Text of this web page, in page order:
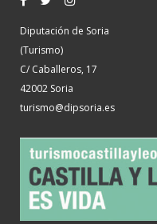
Diputación de Soria
(Turismo)
C/ Caballeros, 17
42002 Soria
turismo@dipsoria.es